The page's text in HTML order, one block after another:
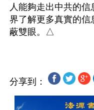
人能夠走出中共的
界了解更多真實的信
分享到：